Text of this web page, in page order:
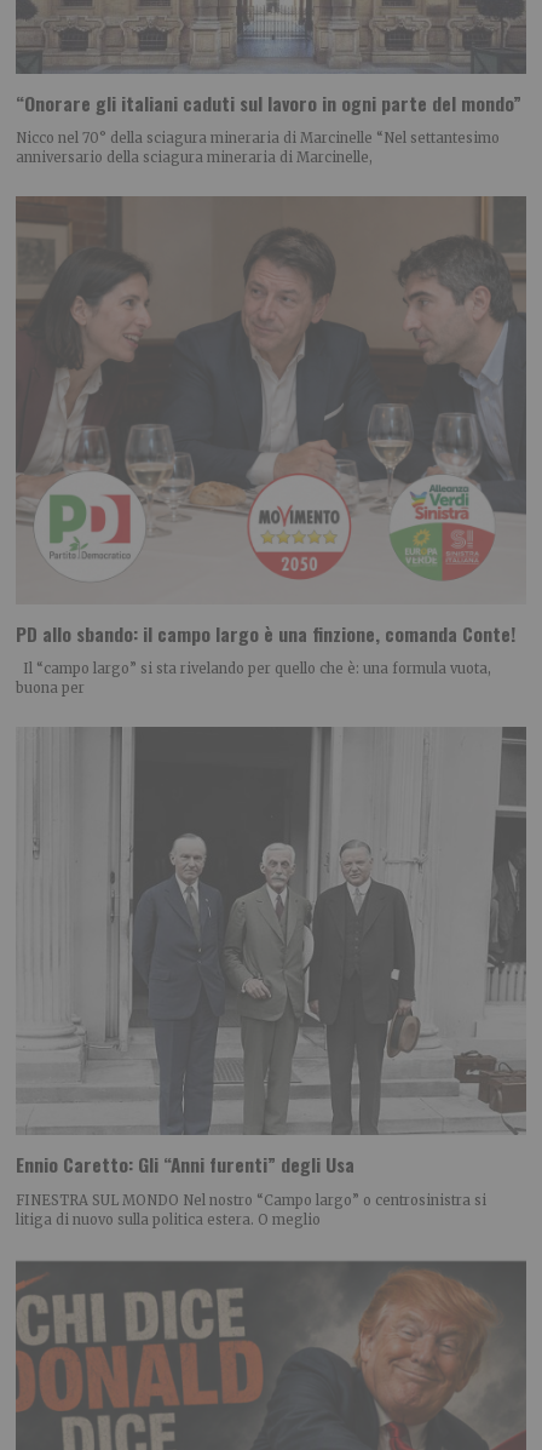
“Onorare gli italiani caduti sul lavoro in ogni parte del mondo”
Nicco nel 70° della sciagura mineraria di Marcinelle “Nel settantesimo
anniversario della sciagura mineraria di Marcinelle,
PD allo sbando: il campo largo è una finzione, comanda Conte!
Il “campo largo” si sta rivelando per quello che è: una formula vuota,
buona per
Ennio Caretto: Gli “Anni furenti” degli Usa
FINESTRA SUL MONDO Nel nostro “Campo largo” o centrosinistra si
litiga di nuovo sulla politica estera. O meglio